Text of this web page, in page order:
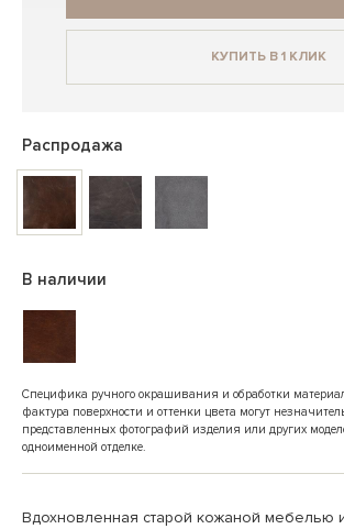
КУПИТЬ В 1 КЛИК
Распродажа
В наличии
Специфика ручного окрашивания и обработки
фактура поверхности и оттенки цвета могут
представленных фотографий изделия или других
одноименной отделке.
Вдохновленная старой кожаной мебелью